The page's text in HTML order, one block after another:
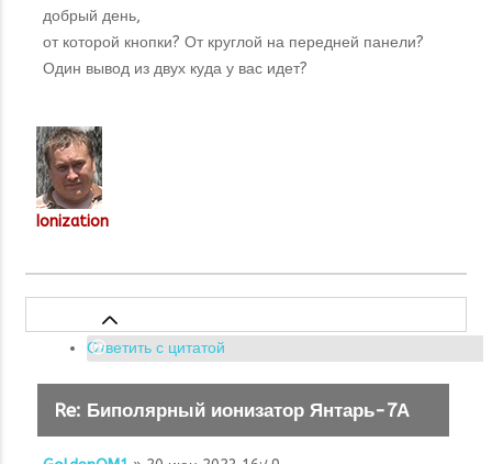
добрый день,
от которой кнопки? От круглой на передней панели?
Один вывод из двух куда у вас идет?
Ionization
Ответить с цитатой
Re: Биполярный ионизатор Янтарь-7А